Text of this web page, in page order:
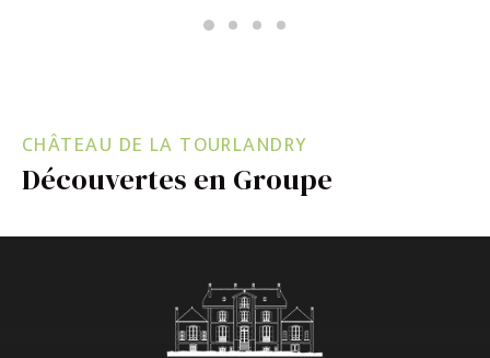
Découvertes en Groupe
CHÂTEAU DE LA TOURLANDRY